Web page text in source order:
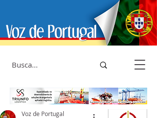
Voz de Portugal